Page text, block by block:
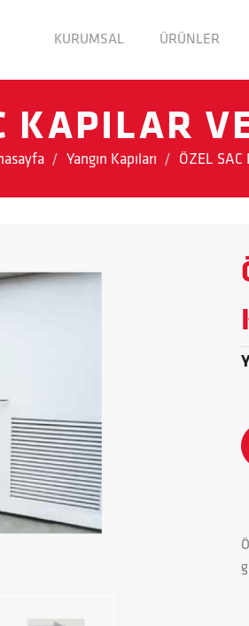
KURUMSAL ÜRÜNLER
KAPILAR
Yangın Kapıları ÖZEL SAC